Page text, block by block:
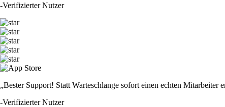
-Verifizierter Nutzer
„Bester Support! Statt Warteschlange sofort einen echten Mitarbeiter
-Verifizierter Nutzer